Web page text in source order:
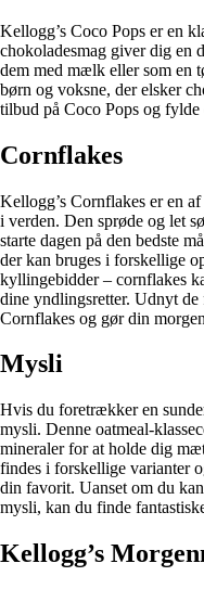
Kellogg’s Coco Pops er en
chokoladesmag giver dig en
dem med mælk eller som en
børn og voksne, der elsker
tilbud på Coco Pops og
Cornflakes
Kellogg’s Cornflakes er en
i verden. Den sprøde og let
starte dagen på den bedste
der kan bruges i forskellige
kyllingebidder – cornflakes
dine yndlingsretter. Udnyt de
Cornflakes og gør din
Mysli
Hvis du foretrækker en
mysli. Denne oatmeal-
mineraler for at holde dig
findes i forskellige varianter
din favorit. Uanset om du
mysli, kan du finde
Kellogg’s